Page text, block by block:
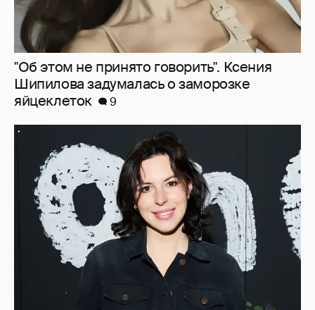
В сети высмеяли Наталию Архангельскую
из "Антиглянца" за рецензию на роман
Юрия Олеши